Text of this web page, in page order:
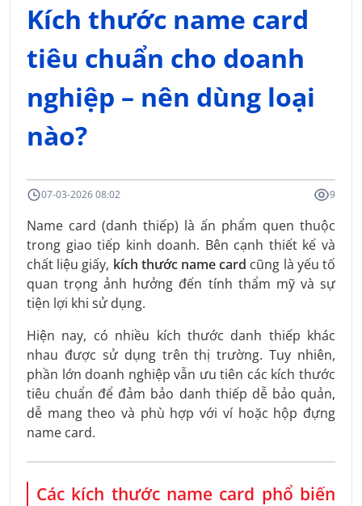
Kích thước name card
tiêu chuẩn cho doanh
nghiệp – nên dùng loại
nào?
07-03-2026 08:02 9
Name card (danh thiếp) là ấn phẩm quen thuộc
trong giao tiếp kinh doanh. Bên cạnh thiết kế và
chất liệu giấy, kích thước name card cũng là yếu tố
quan trọng ảnh hưởng đến tính thẩm mỹ và sự
tiện lợi khi sử dụng.
Hiện nay, có nhiều kích thước danh thiếp khác
nhau được sử dụng trên thị trường. Tuy nhiên,
phần lớn doanh nghiệp vẫn ưu tiên các kích thước
tiêu chuẩn để đảm bảo danh thiếp dễ bảo quản,
dễ mang theo và phù hợp với ví hoặc hộp đựng
name card.
Các kích thước name card phổ biến